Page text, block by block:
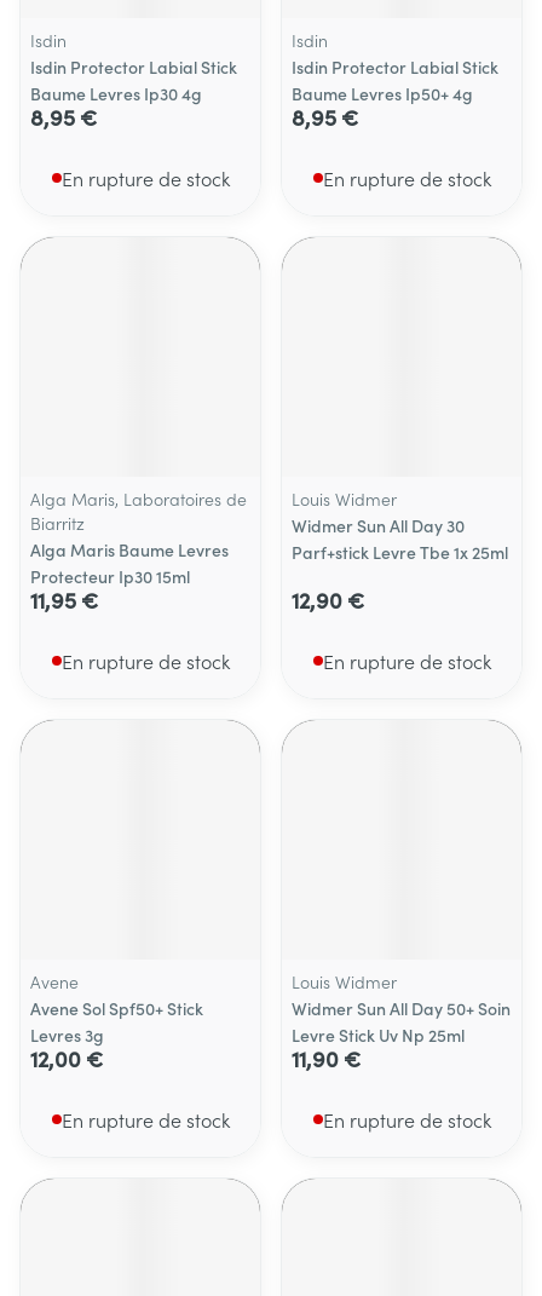
Isdin
Isdin Protector Labial Stick
Baume Levres Ip30 4g
8,95 €
En rupture de stock
Isdin
Isdin Protector Labial Stick
Baume Levres Ip50+ 4g
8,95 €
En rupture de stock
Alga Maris, Laboratoires de
Biarritz
Alga Maris Baume Levres
Protecteur Ip30 15ml
11,95 €
En rupture de stock
Louis Widmer
Widmer Sun All Day 30
Parf+stick Levre Tbe 1x 25ml
12,90 €
En rupture de stock
Avene
Avene Sol Spf50+ Stick
Levres 3g
12,00 €
En rupture de stock
Louis Widmer
Widmer Sun All Day 50+ Soin
Levre Stick Uv Np 25ml
11,90 €
En rupture de stock